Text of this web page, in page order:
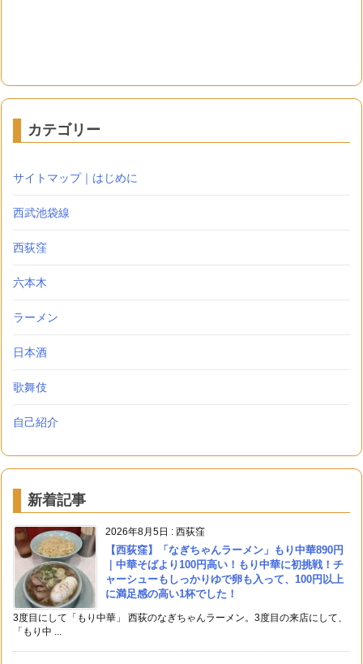
カテゴリー
サイトマップ｜はじめに
西武池袋線
西荻窪
六本木
ラーメン
日本酒
歌舞伎
自己紹介
新着記事
2026年8月5日 : 西荻窪
【西荻窪】「なぎちゃんラーメン」もり中華890円
｜中華そばより100円高い！もり中華に初挑戦！チ
ャーシューもしっかりゆで卵も入って、100円以上
に満足感の高い1杯でした！
3度目にして「もり中華」 西荻のなぎちゃんラーメン。3度目の来店にして、
「もり中 ...